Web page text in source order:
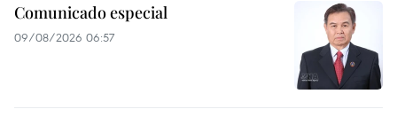
Comunicado especial
09/08/2026 06:57